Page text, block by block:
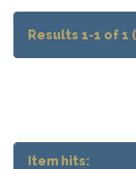
Results 1-1 of 1
Item hits: